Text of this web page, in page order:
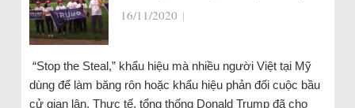
16/11/2020 |
“Stop the Steal,” khẩu hiệu mà nhiều người Việt tại Mỹ
dùng để làm băng rôn hoặc khẩu hiệu phản đối cuộc bầu
cử gian lận. Thực tế, tổng thống Donald Trump đã cho